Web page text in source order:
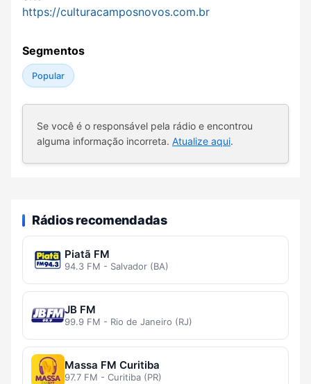
https://culturacamposnovos.com.br
Segmentos
Popular
Se você é o responsável pela rádio e encontrou
alguma informação incorreta. Atualize aqui.
Rádios recomendadas
Piatã FM
94.3 FM - Salvador (BA)
JB FM
99.9 FM - Rio de Janeiro (RJ)
Massa FM Curitiba
97.7 FM - Curitiba (PR)